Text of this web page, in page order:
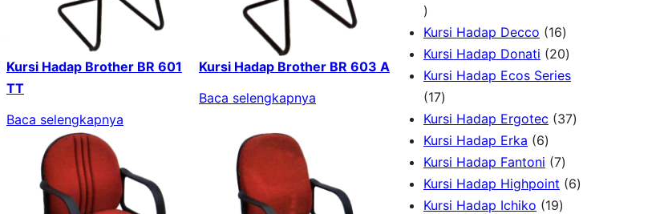
Kursi Hadap Brother BR 601
TT
Baca selengkapnya
Kursi Hadap Brother BR 603 A
Baca selengkapnya
k
u
k
u
k
o
d
u
1
5
P
r
o
d
u
k
Kursi Hadap Decco 161
6
P
o
u
k
Kursi Hadap Donati 202
0
r
u
Kursi Hadap Ecos Series
171
7
P
r
o
d
Kursi Hadap Ergotec 373
r
Kursi Hadap Erka 66
P
r
o
Kursi Hadap Fantoni 77
P
r
Kursi Hadap Highpoint 66
Kursi Hadap Ichiko 191